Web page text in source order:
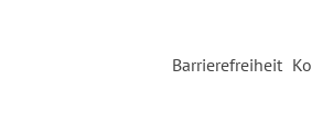
Barrierefreiheit